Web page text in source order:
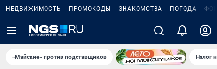
НЕДВИЖИМОСТЬ ПРОМОКОДЫ ЗНАКОМСТВА ПОГОДА
«Майские» против подставщиков Налог